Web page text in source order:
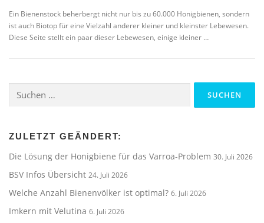
Ein Bienenstock beherbergt nicht nur bis zu 60.000 Honigbienen, sondern
ist auch Biotop für eine Vielzahl anderer kleiner und kleinster Lebewesen.
Diese Seite stellt ein paar dieser Lebewesen, einige kleiner …
nach:
ZULETZT GEÄNDERT:
Die Lösung der Honigbiene für das Varroa-Problem 30. Juli 2026
BSV Infos Übersicht 24. Juli 2026
Welche Anzahl Bienenvölker ist optimal? 6. Juli 2026
Imkern mit Velutina 6. Juli 2026